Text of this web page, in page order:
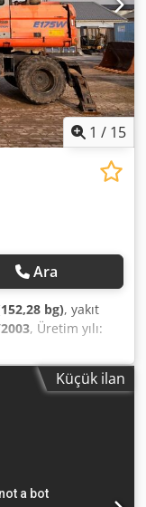
1 / 15
Ara
bg), yakıt
, Üretim yılı:
kg Teknik
Talep üzerine
fazla bilgi için
Asygiaremiek
Küçük ilan